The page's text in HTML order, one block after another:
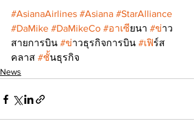
#AsianaAirlines #Asiana #StarAlliance
#DaMike #DaMikeCo #อาเซียนา #ข่าว
สายการบิน #ข่าวธุรกิจการบิน #เฟิร์ส
คลาส #ชั้นธุรกิจ
News